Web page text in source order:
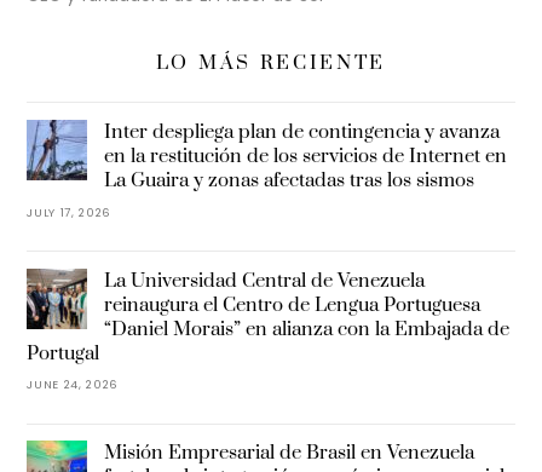
LO MÁS RECIENTE
Inter despliega plan de contingencia y avanza
en la restitución de los servicios de Internet en
La Guaira y zonas afectadas tras los sismos
JULY 17, 2026
La Universidad Central de Venezuela
reinaugura el Centro de Lengua Portuguesa
“Daniel Morais” en alianza con la Embajada de
Portugal
JUNE 24, 2026
Misión Empresarial de Brasil en Venezuela